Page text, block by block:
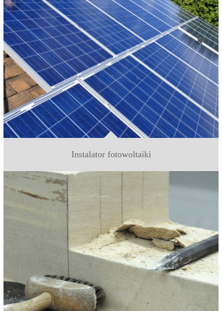
Instalator fotowoltaiki